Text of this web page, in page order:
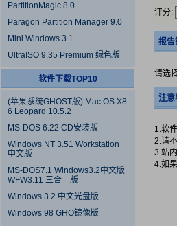
PartitionMagic 8.0
Paragon Partition Manager 9.0
Mini Windows 3.1
UltraISO 9.35 Premium 绿色版
软件下载TOP10
(苹果系统GHOST版) Mac OS X8
6 Leopard 10.5.2
MS-DOS 6.22 CD安装版
Windows NT 3.51 Workstation
中文版
MS-DOS7.1 Windows3.2中文版
WFW3.11 三合一版
Windows 3.2 中文光盘版
Windows 98 GHO镜像版
评分:
报告
请选
注意
1.软
2.请
3.站
4.如